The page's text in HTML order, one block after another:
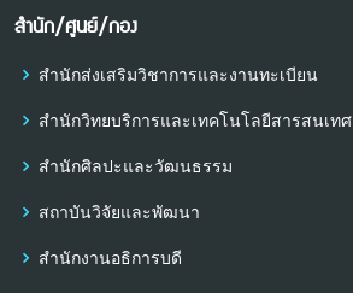
สำนัก/ศูนย์/กอง
สำนักส่งเสริมวิชาการและงานทะเบียน
สำนักวิทยบริการและเทคโนโลยีสารสนเทศ
สำนักศิลปะและวัฒนธรรม
สถาบันวิจัยและพัฒนา
สำนักงานอธิการบดี